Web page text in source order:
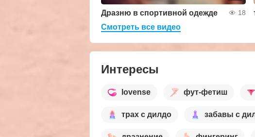
Дразню в спортивной одежде 18
Смотреть все видео
Интересы
lovense фут-фетиш
трах с дилдо забавы с